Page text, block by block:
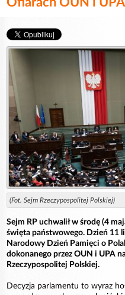
(Fot. Sejm Rzeczypospolitej Polskiej)
Sejm RP uchwalił w środę (4
święta państwowego. Dzień 11
Narodowy Dzień Pamięci o
dokonanego przez OUN i UPA
Rzeczypospolitej Polskiej.
Decyzja parlamentu to wyraz